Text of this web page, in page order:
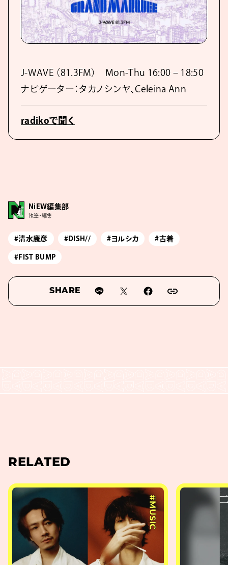
J-WAVE （81.3FM） Mon-Thu 16:00 – 18:50
ナビゲーター：タカノシンヤ、Celeina Ann
radikoで聞く
NiEW編集部
執筆・編集
#清水康彦 #DISH// #ヨルシカ #古着
#FIST BUMP
SHARE
RELATED
#MUSIC